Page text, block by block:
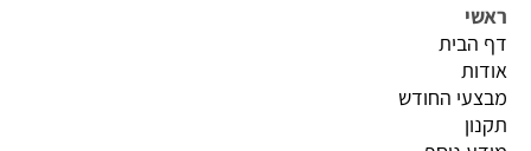
ראשי
דף הבית
אודות
מבצעי החודש
תקנון